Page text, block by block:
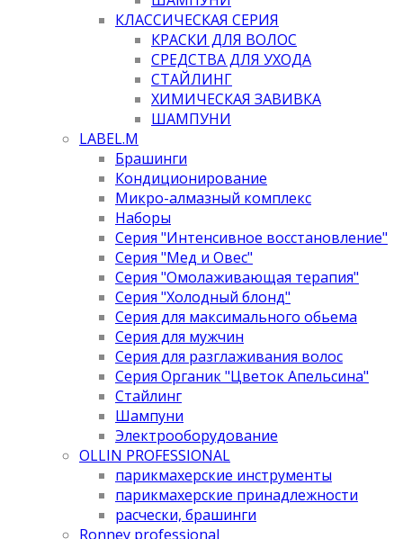
КЛАССИЧЕСКАЯ СЕРИЯ
КРАСКИ ДЛЯ ВОЛОС
СРЕДСТВА ДЛЯ УХОДА
СТАЙЛИНГ
ХИМИЧЕСКАЯ ЗАВИВКА
ШАМПУНИ
LABEL.M
Брашинги
Кондиционирование
Микро-алмазный комплекс
Наборы
Серия "Интенсивное восстановление"
Серия "Мед и Овес"
Серия "Омолаживающая терапия"
Серия "Холодный блонд"
Серия для максимального обьема
Серия для мужчин
Серия для разглаживания волос
Серия Органик "Цветок Апельсина"
Стайлинг
Шампуни
Электрооборудование
OLLIN PROFESSIONAL
парикмахерские инструменты
парикмахерские принадлежности
расчески, брашинги
Ronney professional